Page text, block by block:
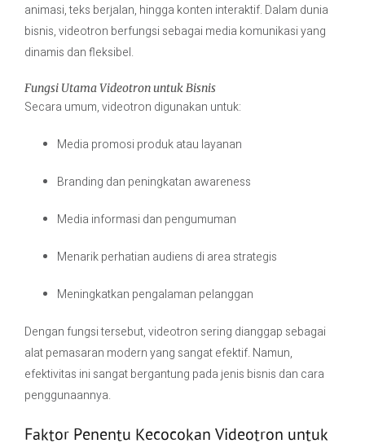
animasi, teks berjalan, hingga konten interaktif. Dalam dunia
bisnis, videotron berfungsi sebagai media komunikasi yang
dinamis dan fleksibel.
Fungsi Utama Videotron untuk Bisnis
Secara umum, videotron digunakan untuk:
Media promosi produk atau layanan
Branding dan peningkatan awareness
Media informasi dan pengumuman
Menarik perhatian audiens di area strategis
Meningkatkan pengalaman pelanggan
Dengan fungsi tersebut, videotron sering dianggap sebagai
alat pemasaran modern yang sangat efektif. Namun,
efektivitas ini sangat bergantung pada jenis bisnis dan cara
penggunaannya.
Faktor Penentu Kecocokan Videotron untuk